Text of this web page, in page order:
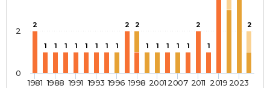
2
1 1 1 1 1 1 1 1
2 2
1 1 1 1 1
2
1
2
1981 1988 1991 1993 1996 1998 2001 2007 2011 2019 2023
0
2